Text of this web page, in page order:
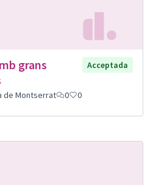
grans
Acceptada
de Montserrat 0 0